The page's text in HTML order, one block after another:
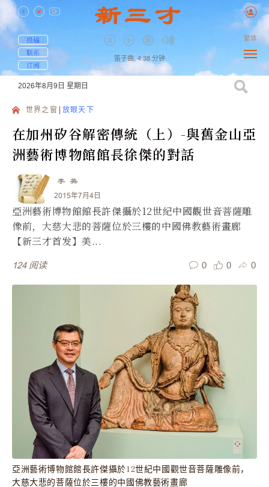
投稿
联系
订阅
笛子曲, 4:38 分钟
繁体
2026年8月9日 星期日
世界之窗 放眼天下
在加州矽谷解密傳統（上）-與舊金山亞
洲藝術博物館館長徐傑的對話
李 英
2015年7月4日
亞洲藝術博物館館長許傑攝於12世紀中國觀世音菩薩雕
像前，大慈大悲的菩薩位於三樓的中國佛教藝術畫廊
【新三才首发】美...
124 阅读 0 0 0
亞洲藝術博物館館長許傑攝於12世紀中國觀世音菩薩雕像前，
大慈大悲的菩薩位於三樓的中國佛教藝術畫廊